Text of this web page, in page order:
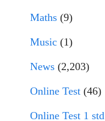
Maths (9)
Music (1)
News (2,203)
Online Test (46)
Online Test 1 std